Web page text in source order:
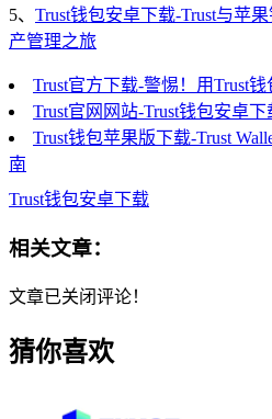
5、 Trust钱包安卓下载-Trust与苹
产管理之旅
Trust官方下载-警惕！用Trust
Trust官网网站-Trust钱包安卓
Trust钱包苹果版下载-Trust
南
Trust钱包安卓下载
相关文章：
文章已关闭评论！
猜你喜欢